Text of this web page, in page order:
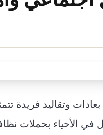
وتقاليد فريدة
في الأحياء بحملات